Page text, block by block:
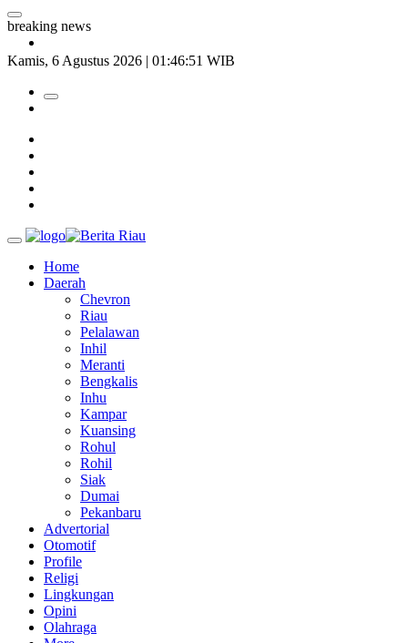
breaking news
Ada Pisang Cavendish
Tim Manggala Agni Masih Lakukan Pemadaman Kebakaran
Padang Mengalami Kondisi Banjir Paling Parah
Kamis, 6 Agustus 2026 | 01:46:52 WIB
Home
Daerah
Chevron
Riau
Pelalawan
Inhil
Meranti
Bengkalis
Inhu
Kampar
Kuansing
Rohul
Rohil
Siak
Dumai
Pekanbaru
Advertorial
Otomotif
Profile
Religi
Lingkungan
Opini
Olahraga